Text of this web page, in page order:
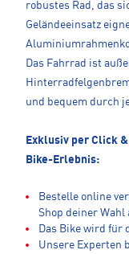
robustes Rad, das
Geländeeinsatz
Das Fahrrad ist
und bequem durch
Exklusiv per Click
Bike-Erlebnis:
Bestelle online
Shop deiner Wahl
Das Bike wird für
Unsere Experten